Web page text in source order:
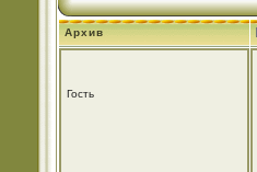
Архив
Гость